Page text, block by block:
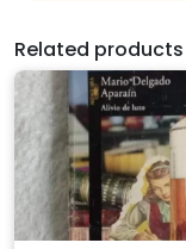
Related products